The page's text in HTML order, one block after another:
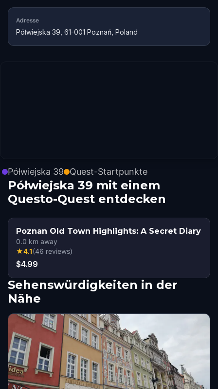
Adresse
Półwiejska 39, 61-001 Poznań, Poland
Półwiejska 39 Quest-Startpunkte
Półwiejska 39 mit einem
Questo-Quest entdecken
Poznan Old Town Highlights: A Secret Diary
0.0 km away
★4.1(46 reviews)
$4.99
Sehenswürdigkeiten in der
Nähe